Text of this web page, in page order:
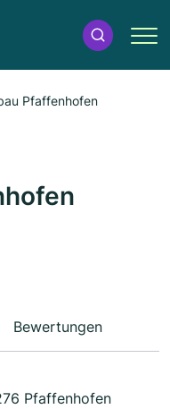
Pfaffenhofen
Bewertungen
Pfaffenhofen